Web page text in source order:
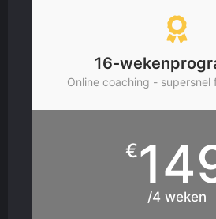
16-
Online coaching - supersnel
€
/4 weken